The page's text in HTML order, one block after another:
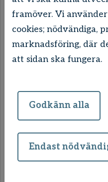
Skogslyckan &
Lägenheternas
2016/2017.
framöver. Vi
cookies; nödvändiga,
marknadsföring, där
att sidan ska fungera.
Godkänn alla
Endast